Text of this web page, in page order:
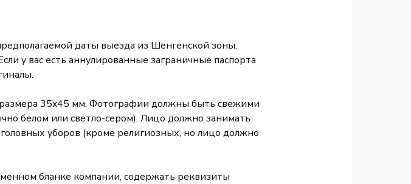
даты выезда из Шенгенской зоны.
у вас есть аннулированные заграничные паспорта
35x45 мм. Фотографии должны быть свежими
белом или светло-сером). Лицо должно занимать
уборов (кроме религиозных, но лицо должно
бланке компании, содержать реквизиты